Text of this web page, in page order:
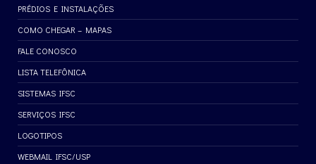
PRÉDIOS E INSTALAÇÕES
COMO CHEGAR – MAPAS
FALE CONOSCO
LISTA TELEFÔNICA
SISTEMAS IFSC
SERVIÇOS IFSC
LOGOTIPOS
WEBMAIL IFSC/USP